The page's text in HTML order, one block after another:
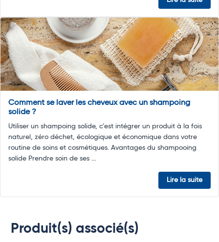
Comment se laver les cheveux avec un shampoing
solide ?
Utiliser un shampoing solide, c’est intégrer un produit à la fois
naturel, zéro déchet, écologique et économique dans votre
routine de soins et cosmétiques. Avantages du shampooing
solide Prendre soin de ses ...
Lire la suite
Produit(s) associé(s)